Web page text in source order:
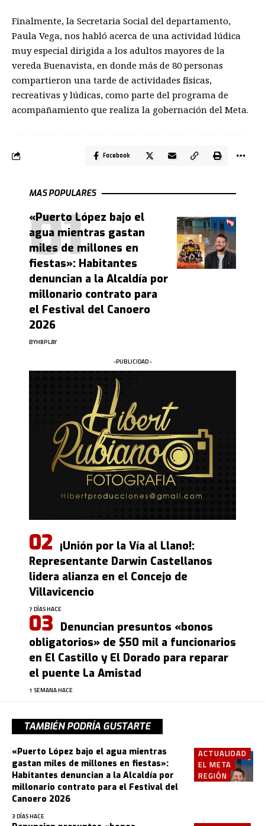
Finalmente, la Secretaria Social del departamento,
Paula Vega, nos habló acerca de una actividad lúdica
muy especial dirigida a los adultos mayores de la
vereda Buenavista, en donde más de 80 personas
compartieron una tarde de actividades físicas,
recreativas y lúdicas, como parte del programa de
acompañamiento que realiza la gobernación del Meta.
Facebook
MAS POPULARES
«Puerto López bajo el
agua mientras gastan
miles de millones en
fiestas»: Habitantes
denuncian a la Alcaldía por
millonario contrato para
el Festival del Canoero
2026
BYHBPLAY
-PUBLICIDAD -
¡Unión por la Vía al Llano!:
Representante Darwin Castellanos
lidera alianza en el Concejo de
Villavicencio
7 DÍAS HACE
Denuncian presuntos «bonos
obligatorios» de $50 mil a funcionarios
en El Castillo y El Dorado para reparar
el puente La Amistad
1 SEMANA HACE
TAMBIÉN PODRÍA GUSTARTE
ACTUALIDAD
EL META
REGIÓN
«Puerto López bajo el agua mientras
gastan miles de millones en fiestas»:
Habitantes denuncian a la Alcaldía por
millonario contrato para el Festival del
Canoero 2026
3 DÍAS HACE